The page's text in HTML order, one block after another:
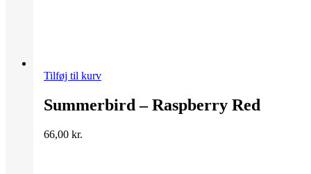
Tilføj til kurv
Summerbird – Raspberry Red
66,00 kr.